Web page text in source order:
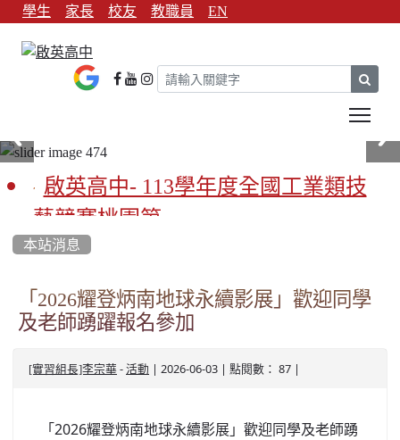
學生 家長 校友 教職員 EN
啟英高中- 113學年度全國工業類技
藝競賽桃園第一
啟英高中-113學年全國學生家事類技
藝競賽榮獲1支金手獎3支優勝
亞洲金牌在啟英！-機器人競賽亞洲
北台灣私校第一
本站消息
「2026耀登炳南地球永續影展」歡迎同學
及老師踴躍報名參加
[實習組長]李宗華 - 活動 | 2026-06-03 | 點閱數： 87 |
「2026耀登炳南地球永續影展」歡迎同學及老師踴